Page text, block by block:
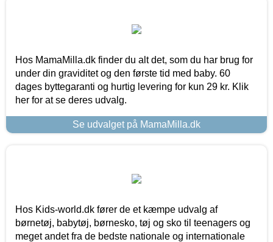
Hos MamaMilla.dk finder du alt det, som du har brug for
under din graviditet og den første tid med baby. 60
dages byttegaranti og hurtig levering for kun 29 kr. Klik
her for at se deres udvalg.
Se udvalget på MamaMilla.dk
Hos Kids-world.dk fører de et kæmpe udvalg af
børnetøj, babytøj, børnesko, tøj og sko til teenagers og
meget andet fra de bedste nationale og internationale